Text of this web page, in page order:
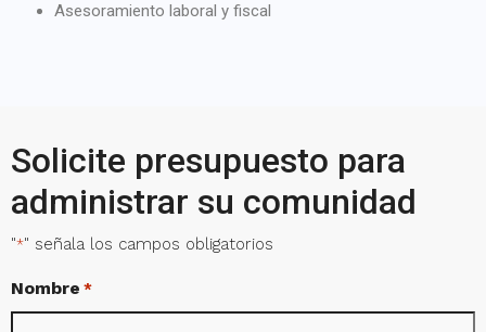
Asesoramiento laboral y fiscal
Solicite presupuesto para
administrar su comunidad
"*" señala los campos obligatorios
Nombre *